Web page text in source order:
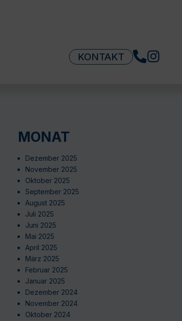
KONTAKT
MONAT
Dezember 2025
November 2025
Oktober 2025
September 2025
August 2025
Juli 2025
Juni 2025
Mai 2025
April 2025
März 2025
Februar 2025
Januar 2025
Dezember 2024
November 2024
Oktober 2024